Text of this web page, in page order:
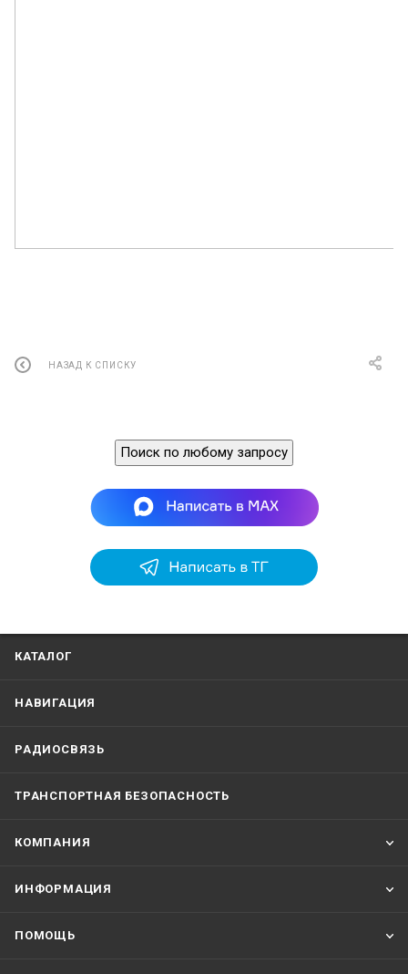
НАЗАД К СПИСКУ
Поиск по любому запросу
КАТАЛОГ
НАВИГАЦИЯ
РАДИОСВЯЗЬ
ТРАНСПОРТНАЯ БЕЗОПАСНОСТЬ
КОМПАНИЯ
ИНФОРМАЦИЯ
ПОМОЩЬ